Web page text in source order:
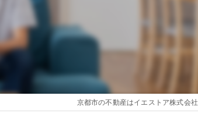
京都市の不動産はイエストア株式会社